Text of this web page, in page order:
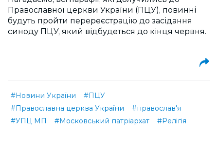
Православної церкви України (ПЦУ), повинні
будуть пройти перереєстрацію до засідання
синоду ПЦУ, який відбудеться до кінця червня.
#Новини України
#ПЦУ
#Православна церква України
#православ'я
#УПЦ МП
#Московський патріархат #Релігія